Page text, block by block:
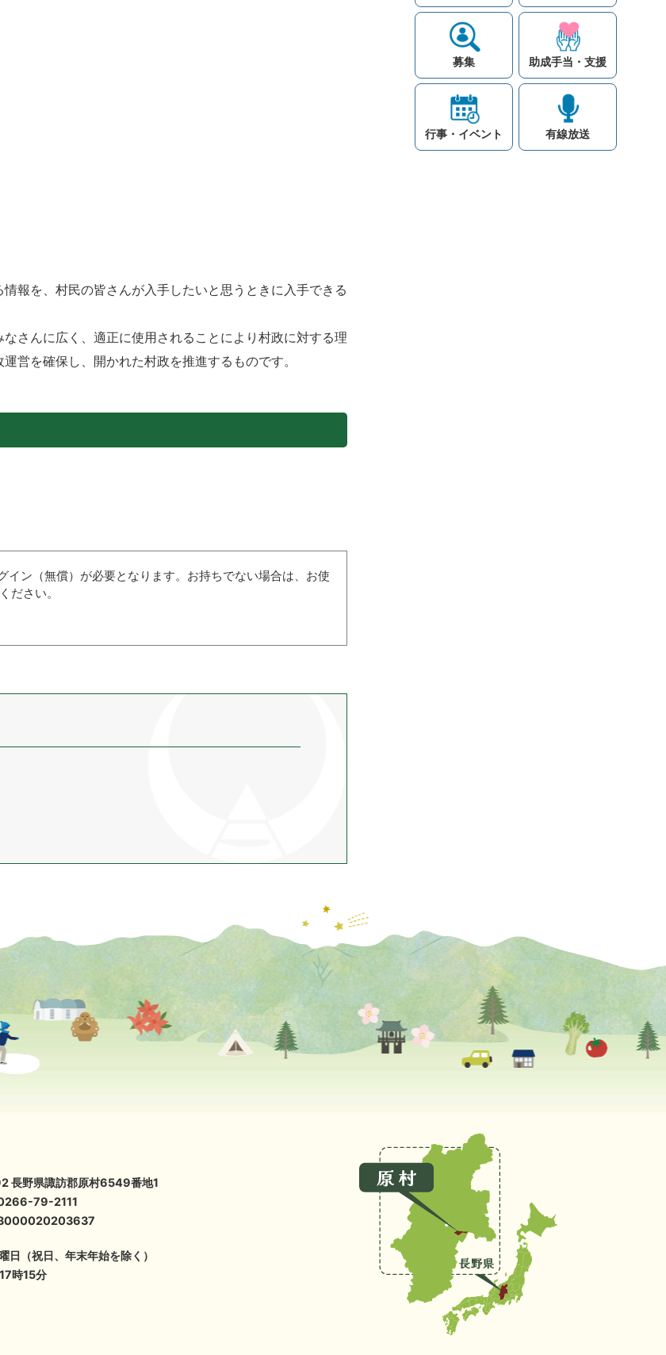
報を、村民の皆さんが入手したいと思うときに入手できる
さんに広く、適正に使用されることにより村政に対する理
営を確保し、開かれた村政を推進するものです。
ン（無償）が必要となります。お持ちでない場合は、お使
ださい。
募集 助成手当・支援
行事・イベント 有線放送
長野県諏訪郡原村6549番地1
79-2111
3000020203637
日（祝日、年末年始を除く）
時15分